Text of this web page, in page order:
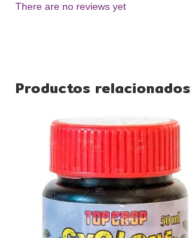
There are no reviews yet
Productos relacionados